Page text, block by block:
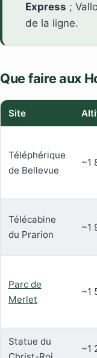
Express ;
de la ligne.
Que faire aux
Site
Téléphérique
de Bellevue
~1
Télécabine
du Prarion
~1
Parc de
Merlet
~1
Statue du
~1